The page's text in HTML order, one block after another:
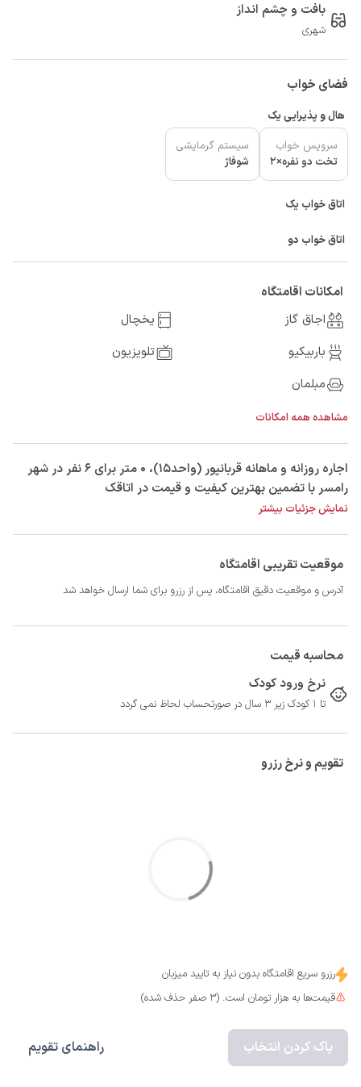
بافت و چشم انداز
شهری
فضای خواب
هال و پذیرایی یک
سرویس خواب
تخت دو نفره×2
سیستم گرمایشی
شوفاژ
اتاق خواب یک
اتاق خواب دو
امکانات اقامتگاه
اجاق گاز
یخچال
باربیکیو
تلویزیون
مبلمان
مشاهده همه امکانات
‫‫اجاره روزانه و ماهانه قربانپور (واحد15)، 0 متر برای 6 نفر در شهر
رامسر با تضمین بهترین کیفیت و قیمت در اتاقک
نمایش جزئیات بیشتر
موقعیت تقریبی اقامتگاه
آدرس و موقعیت دقیق اقامتگاه، پس از رزرو برای شما ارسال خواهد شد
محاسبه قیمت
نرخ ورود کودک
تا 1 کودک زیر 3 سال در صورتحساب لحاظ نمی گردد
تقویم و نرخ رزرو
رزرو سریع اقامتگاه بدون نیاز به تایید میزبان
قیمت‌ها به هزار تومان است. (3 صفر حذف شده)
پاک کردن انتخاب راهنمای تقویم